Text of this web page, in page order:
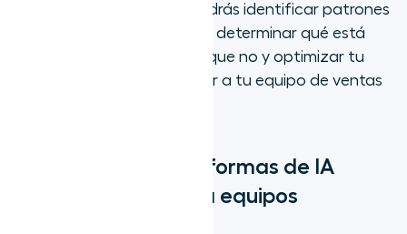
Con el tiempo, también podrás identificar patrones
en las conversaciones para determinar qué está
funcionando, modificar lo que no y optimizar tu
asesoramiento para ayudar a tu equipo de ventas
Las 6 mejores plataformas de IA
conversacional para equipos